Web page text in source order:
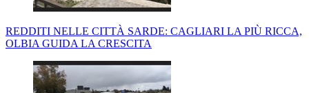
REDDITI NELLE CITTÀ SARDE: CAGLIARI LA PIÙ RICCA,
OLBIA GUIDA LA CRESCITA